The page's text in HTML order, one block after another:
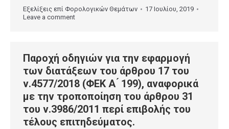
Εξελίξεις επί Φορολογικών Θεμάτων
17 Ιουλίου, 2019
Leave a comment
Παροχή οδηγιών για την εφαρμογή
των διατάξεων του άρθρου 17 του
ν.4577/2018 (ΦΕΚ Α ́ 199), αναφορικά
με την τροποποίηση του άρθρου 31
του ν.3986/2011 περί επιβολής του
τέλους επιτηδεύματος.